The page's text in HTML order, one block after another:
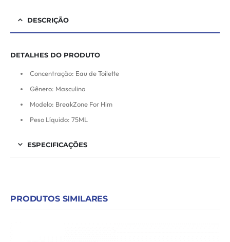
DESCRIÇÃO
DETALHES DO PRODUTO
Concentração: Eau de Toilette
Gênero: Masculino
Modelo: BreakZone For Him
Peso Líquido: 75ML
ESPECIFICAÇÕES
PRODUTOS SIMILARES